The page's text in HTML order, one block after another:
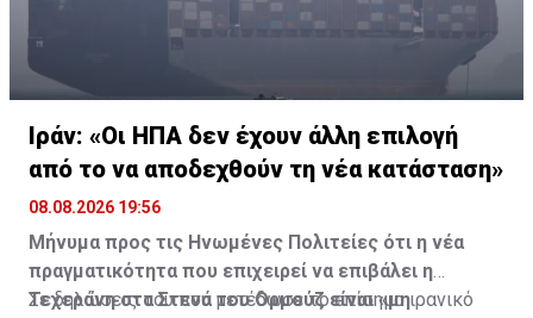
Ιράν: «Οι ΗΠΑ δεν έχουν άλλη επιλογή
από το να αποδεχθούν τη νέα κατάσταση»
08.08.2026 19:56
Μήνυμα προς τις Ηνωμένες Πολιτείες ότι η νέα
πραγματικότητα που επιχειρεί να επιβάλει η
Τεχεράνη στα Στενά του Ορμούζ είναι «μη
Σε δηλώσεις του που μετέδωσε το επίσημο ιρανικό